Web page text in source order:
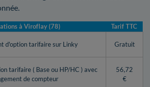
à Viroflay (78) Tarif TTC
d'option tarifaire sur Linky Gratuit
tarifaire ( Base ou HP/HC ) avec
de compteur
56,72
€